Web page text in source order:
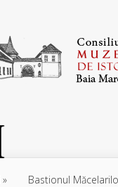
Bastionul